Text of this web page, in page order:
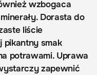
wzbogaca
Dorasta do
liście
pikantny smak
potrawami. Uprawa
zapewnić